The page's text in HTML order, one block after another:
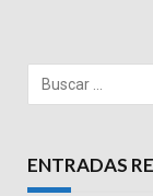
ENTRADAS